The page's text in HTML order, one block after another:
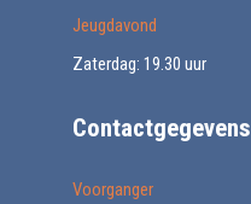
Jeugdavond
Zaterdag: 19.30 uur
Contactgegevens
Voorganger